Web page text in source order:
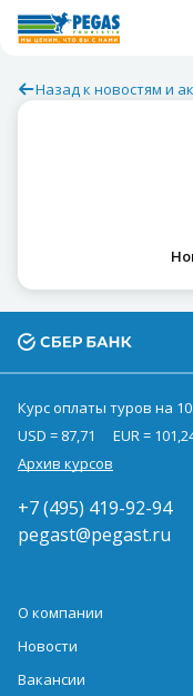
Назад к новостям и
Курс оплаты туров на
USD = 87,71
EUR =
Архив курсов
+7 (495) 419-92-94
pegast@pegast.ru
О компании
Новости
Вакансии